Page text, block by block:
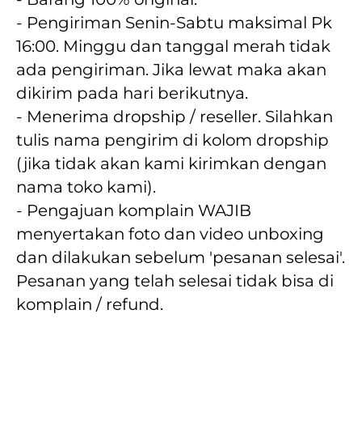
- Pengiriman Senin-Sabtu maksimal Pk
16:00. Minggu dan tanggal merah tidak
ada pengiriman. Jika lewat maka akan
dikirim pada hari berikutnya.
- Menerima dropship / reseller. Silahkan
tulis nama pengirim di kolom dropship
(jika tidak akan kami kirimkan dengan
nama toko kami).
- Pengajuan komplain WAJIB
menyertakan foto dan video unboxing
dan dilakukan sebelum 'pesanan selesai'.
Pesanan yang telah selesai tidak bisa di
komplain / refund.